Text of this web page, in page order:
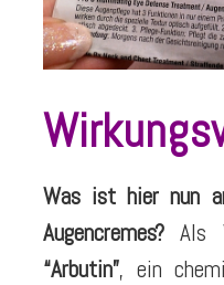
Was ist hier nun
Augencremes? Als
“Arbutin”, ein